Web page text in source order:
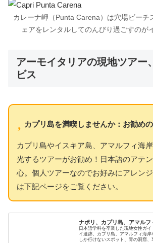
カレーナ岬（Punta Carena）は穴場ビーチ
ェアをレンタルしてのんびり過ごすのが
アーモイタリアの現地ツアー
ビス
カプリ島を満喫しませんか：お勧め
カプリ島やイスキア島、アマルフィ海
光するツアーがお勧め！日本語のアテ
心。個人ツアーなのでお好みにアレン
は下記ページをご覧ください。
ナポリ、カプリ島、アマルフ
日本語学科を卒業した現地女性ガ
イ遺跡、カプリ島、アマルフィ海
しか行けないスポット、青の洞窟